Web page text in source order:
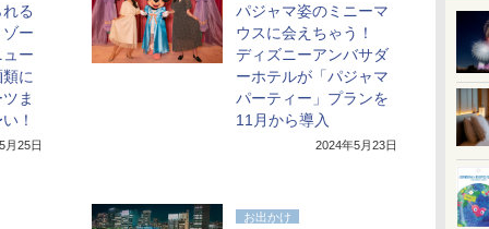
る
ー
ー
に
ま
！
月25日
パジャマ姿のミニーマ
ウスに会えちゃう！
ディズニーアンバサダ
ーホテルが「パジャマ
パーティー」プランを
11月から導入
2024年5月23日
お出かけ